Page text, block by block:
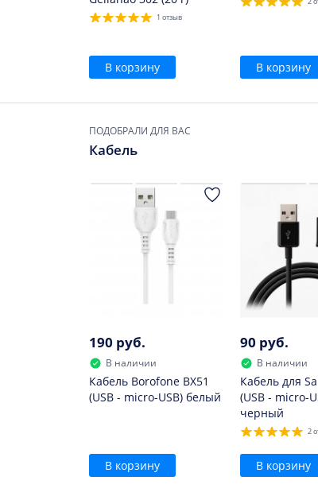
1 отзыв
В корзину В корзину
ПОДОБРАЛИ ДЛЯ ВАС
Кабель
190 руб.
В наличии
Кабель Borofone BX51
(USB - micro-USB) белый
В корзину
90 руб.
В наличии
Кабель для
(USB - micro-
черный
2
В корзину